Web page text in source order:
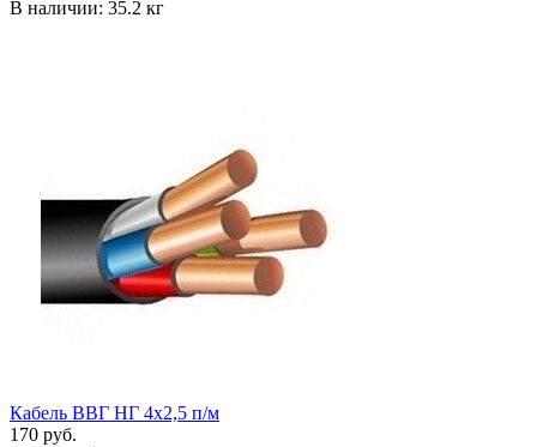
В наличии: 35.2 кг
Кабель ВВГ НГ 4х2,5 п/м
170 руб.